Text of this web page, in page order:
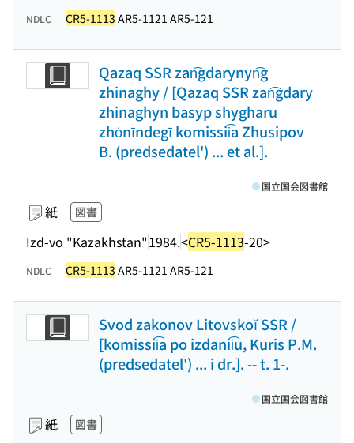
NDLC CR5-1113 AR5-1121 AR5-121
Qazaq SSR zan͡gdarynyn͡g
zhinaghy / [Qazaq SSR zan͡gdary
zhinaghyn basyp shygharu
zhȯnīndegī komissii͡a Zhusipov
B. (predsedatel') ... et al.].
紙 図書
Izd-vo "Kazakhstan"1984.<CR5-1113-20>
国立国会図書館
NDLC CR5-1113 AR5-1121 AR5-121
Svod zakonov Litovskoĭ SSR /
[komissii͡a po izdanii͡u, Kuris P.M.
(predsedatel') ... i dr.]. -- t. 1-.
紙 図書
国立国会図書館